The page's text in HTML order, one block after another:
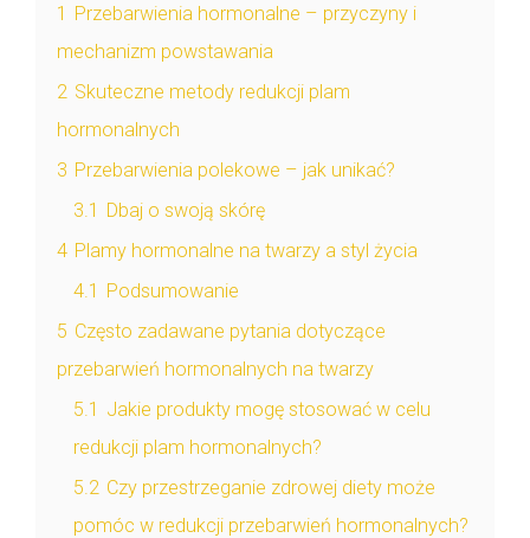
1 Przebarwienia hormonalne – przyczyny i
mechanizm powstawania
2 Skuteczne metody redukcji plam
hormonalnych
3 Przebarwienia polekowe – jak unikać?
3.1 Dbaj o swoją skórę
4 Plamy hormonalne na twarzy a styl życia
4.1 Podsumowanie
5 Często zadawane pytania dotyczące
przebarwień hormonalnych na twarzy
5.1 Jakie produkty mogę stosować w celu
redukcji plam hormonalnych?
5.2 Czy przestrzeganie zdrowej diety może
pomóc w redukcji przebarwień hormonalnych?